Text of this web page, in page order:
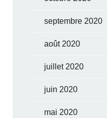
septembre 2020
août 2020
juillet 2020
juin 2020
mai 2020